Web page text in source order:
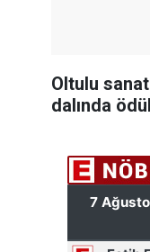
Oltulu
dalında